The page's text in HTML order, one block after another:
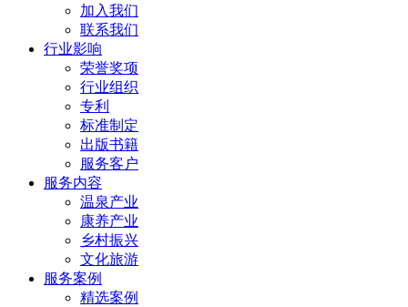
加入我们
联系我们
行业影响
荣誉奖项
行业组织
专利
标准制定
出版书籍
服务客户
服务内容
温泉产业
康养产业
乡村振兴
文化旅游
服务案例
精选案例